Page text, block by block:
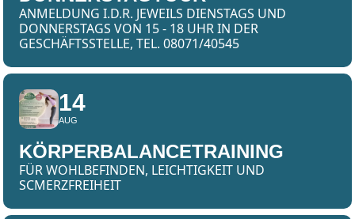
ANMELDUNG I.D.R. JEWEILS DIENSTAGS UND
DONNERSTAGS VON 15 - 18 UHR IN DER
GESCHÄFTSSTELLE, TEL. 08071/40545
14
AUG
KÖRPERBALANCETRAINING
FÜR WOHLBEFINDEN, LEICHTIGKEIT UND
SCMERZFREIHEIT